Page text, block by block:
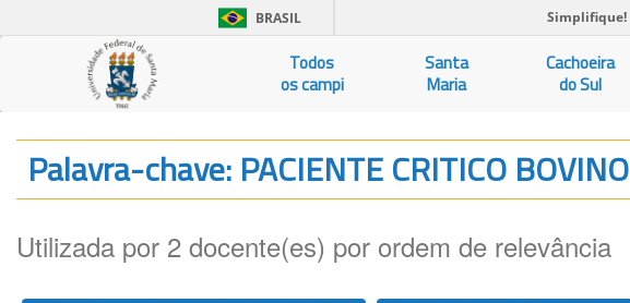
BRASIL Simplifique!
Todos
os campi
Santa
Maria
Cachoeira
do Sul
Palavra-chave: PACIENTE CRITICO BOVINO
Utilizada por 2 docente(es) por ordem de relevância